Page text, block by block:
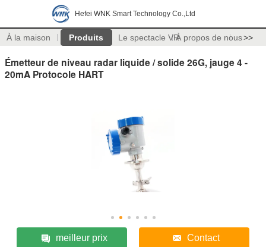
Hefei WNK Smart Technology Co.,Ltd
À la maison Produits Le spectacle VRÀ propos de nous>>
Émetteur de niveau radar liquide / solide 26G, jauge 4 -
20mA Protocole HART
meilleur prix Contact